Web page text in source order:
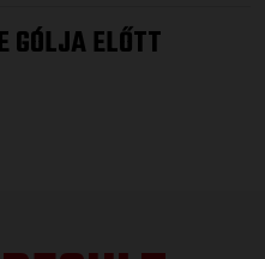
GÓLJA ELŐTT